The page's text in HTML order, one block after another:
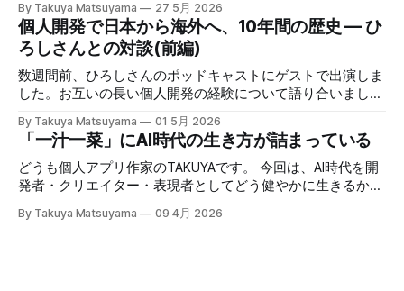
べたいと思います。開発期間中に辛抱強く待って下さった
事、そしてCanaryテストで多くのフィードバックをくれたこ
とに心から感謝します。皆さんのサポートなしには実現でき
ませんでした。 ウェブサイトもv6に合わせて完全に作り直
しました。アプリのUIをそのまま使ってライブデモを構築し
たので、アプリをDLせずとも新しいエディタを試せるように
しました。ぜひ触ってみてください： Inkdrop is an AI-
native Markdown note app for developers — smooth
context flow between
で癖になっている批判的思考を完全オフにし、相槌に全神経
を注ぐ、というものだ。「へぇ」「うん」「うーん」「なる
ほど〜」と、相手の話にどんなバリエーションで返そうかと
いう所に集中する。騙されたと思って試してみて欲しいんだ
が、このお陰で相手の話がよく理解できて、自然なフォロー
アップの質問やリアクションが浮かぶようになる。こちらか
ら頑張って面白い話をひねり出す必要が無いので、気が楽に
なった。話の結論も何もいらなくて、「そうなんですね」
「いいですね」「ほんじゃお疲れ様です〜」みたいな感じで
締めくくる。反応に困ったらとりあえず「いいですね」まじ
で便利！男相手の会話でも有効。インタビューにも応用が利
きそうだ。 天気が悪くてだるいので、やる気が出るまで部
By Takuya Matsuyama 27 5月 2026
個人開発で日本から海外へ、10年間の歴史 — ひ
ろしさんとの対談(前編)
数週間前、ひろしさんのポッドキャストにゲストで出演しま
した。お互いの長い個人開発の経験について語り合いまし
き起こしが出来たので、こちらに掲載します。お楽しみくだ
さい。 ※ギアアイコンをクリックして、音声と字幕を日本語
に変更できます。 00:00 イントロ:TAKUYAさんようこそ
01:32 TAKUYAさんの自己紹介:WalknoteからInkdropまで
がフリーランス案件につながった 09:17 Inkdropで食えるよ
By Takuya Matsuyama 01 5月 2026
「一汁一菜」にAI時代の生き方が詰まっている
どうも個人アプリ作家のTAKUYAです。 今回は、AI時代を開
発者・クリエイター・表現者としてどう健やかに生きるか、
の「健やかに生きる」とは、心身の健康を保ちながら、もの
By Takuya Matsuyama 09 4月 2026